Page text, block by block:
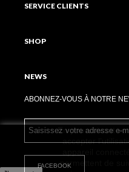
SERVICE CLIENTS
SHOP
NEWS
ABONNEZ-VOUS À NOTRE
FACEBOOK
En poursuivant
accepter
permettent de